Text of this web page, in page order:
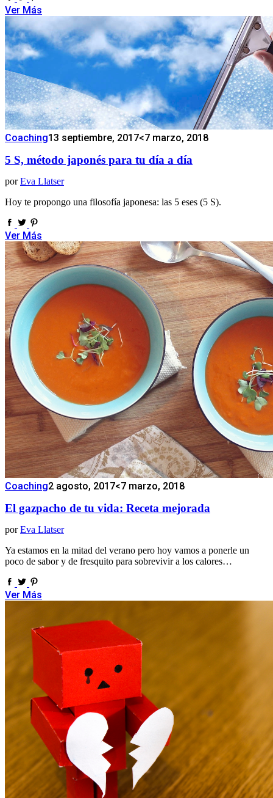
Ver Más
Coaching13 septiembre, 2017<7 marzo, 2018
5 S, método japonés para tu día a día
por Eva Llatser
Hoy te propongo una filosofía japonesa: las 5 eses (5 S).
Ver Más
Coaching2 agosto, 2017<7 marzo, 2018
El gazpacho de tu vida: Receta mejorada
por Eva Llatser
Ya estamos en la mitad del verano pero hoy vamos a ponerle un
poco de sabor y de fresquito para sobrevivir a los calores…
Ver Más